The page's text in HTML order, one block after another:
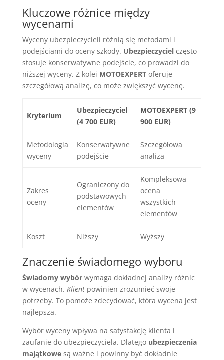
Kluczowe różnice między
wycenami
Wyceny ubezpieczycieli różnią się metodami i
podejściami do oceny szkody. Ubezpieczycielczęsto
stosuje konserwatywne podejście, co prowadzi do
niższej wyceny. Z kolei MOTOEXPERToferuje
szczegółową analizę, co może zwiększyć wycenę.
Kryterium
Ubezpieczyciel
(4 700 EUR)
MOTOEXPERT (9
900 EUR)
Metodologia
wyceny
Konserwatywne
podejście
Szczegółowa
analiza
Zakres
oceny
Ograniczony do
podstawowych
elementów
Kompleksowa
ocena
wszystkich
elementów
Koszt Niższy Wyższy
Znaczenie świadomego wyboru
Świadomy wybórwymaga dokładnej analizy różnic
w wycenach. Klientpowinien zrozumieć swoje
potrzeby. To pomoże zdecydować, która wycena jest
najlepsza.
Wybór wyceny wpływa na satysfakcję klienta i
zaufanie do ubezpieczyciela. Dlatego ubezpieczenia
majątkowesą ważne i powinny być dokładnie